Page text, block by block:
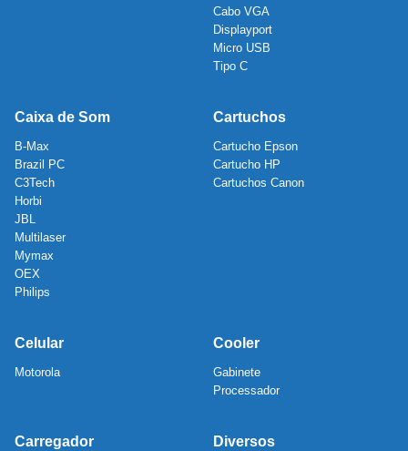
Cabo VGA
Displayport
Micro USB
Tipo C
Caixa de Som
B-Max
Brazil PC
C3Tech
Horbi
JBL
Multilaser
Mymax
OEX
Philips
Cartuchos
Cartucho Epson
Cartucho HP
Cartuchos Canon
Celular
Motorola
Cooler
Gabinete
Processador
Carregador Diversos